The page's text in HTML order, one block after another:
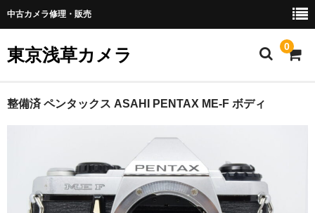
中古カメラ修理・販売
東京浅草カメラ 0
ホーム
修理受付
整備済 ペンタックス ASAHI PENTAX ME-F ボディ